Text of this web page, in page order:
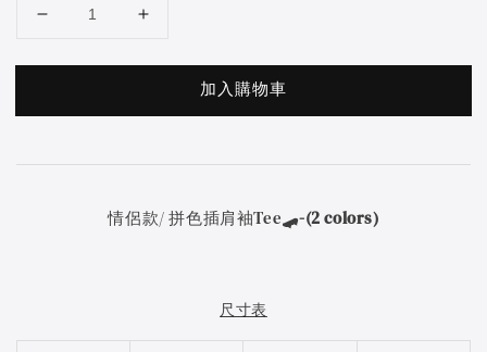
加入購物車
情侶款/ 拼色插肩袖Tee🛹-(2 colors)
尺寸表